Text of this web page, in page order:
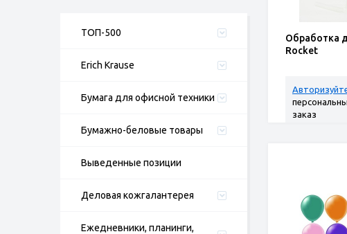
ТОП-500
Erich Krause
Бумага для офисной техники
Бумажно-беловые товары
Выведенные позиции
Деловая кожгалантерея
Ежедневники, планинги,
Обработка
Rocket
заказ